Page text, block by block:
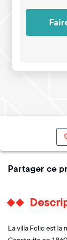
Partager ce
La villa Folio est la